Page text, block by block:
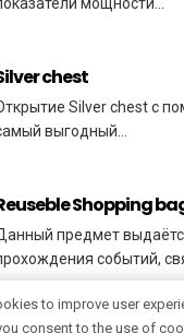
мощности...
chest
Silver chest с
выгодный...
Shopping
предмет
событий,
to improve user
consent to the use of